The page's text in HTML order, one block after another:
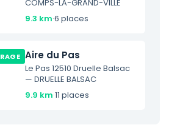
COMPS-LA-GRAND-VILLE
9.3 km·6 places
Aire du Pas
Le Pas 12510 Druelle Balsac
— DRUELLE BALSAC
9.9 km·11 places